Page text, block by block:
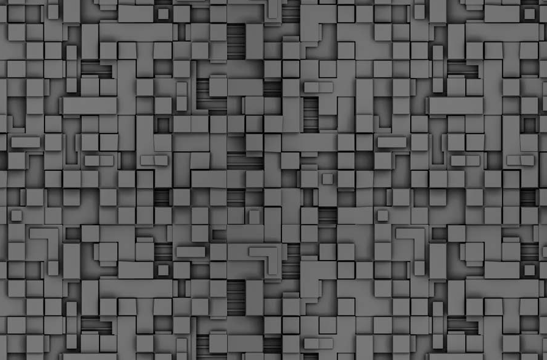
FEB
18
ΣτΕ: Οριστική απόρριψη της επαναφοράς του 13ου
και 14ου μισθού για τους δημοσίους υπαλλήλους
Με την απόφαση αυτή, το ΣτΕ απορρίπτει οριστικά τις
αξιώσεις των δημοσίων υπαλλήλων για επαναφορά των
δώρων, επικυρώνοντας την τρέχουσα κατάσταση παρά τις
αντιδράσεις της ΑΔΕΔΥ
Το ΣτΕ απέρριψε οριστικά την προσφυγή της ΑΔΕΔΥ και ενός
εκπαιδευτικού για την επαναφορά των δώρων Χριστουγέννων,
Πάσχα και θερινής άδειας (13ος και 14ος μισθός) στους
εργαζόμενους του δημόσιου τομέα, κλείνοντας μια μακρά
διαμάχη δεκαετιών που αφορούσε τις μνημονιακές περικοπές.
Γνωστοποίηση έκδοσης οριστικών αποτελεσμάτων –
Παροχή οδηγιών.
► Δείτε/κατεβάστε την πολυαναμενόμενη εγκύκλιο του Υπ.
FEB
1
Με διαρροή 2 μέρες πριν την στάση εργασίας
ενημερώνει το ΣτΕ για την απόρριψη της επαναφοράς